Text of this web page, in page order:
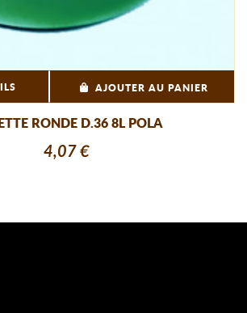
AJOUTER AU PANIER
RONDE D.36 8L POLA
4,07 €